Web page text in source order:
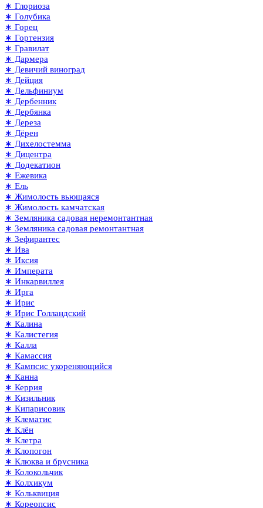
∗ Глориоза
∗ Голубика
∗ Горец
∗ Гортензия
∗ Гравилат
∗ Дармера
∗ Девичий виноград
∗ Дейция
∗ Дельфиниум
∗ Дербенник
∗ Дербянка
∗ Дереза
∗ Дёрен
∗ Дихелостемма
∗ Дицентра
∗ Додекатион
∗ Ежевика
∗ Ель
∗ Жимолость вьющаяся
∗ Жимолость камчатская
∗ Земляника садовая неремонтантная
∗ Земляника садовая ремонтантная
∗ Зефирантес
∗ Ива
∗ Иксия
∗ Императа
∗ Инкарвиллея
∗ Ирга
∗ Ирис
∗ Ирис Голландский
∗ Калина
∗ Калистегия
∗ Калла
∗ Камассия
∗ Кампсис укореняющийся
∗ Канна
∗ Керрия
∗ Кизильник
∗ Кипарисовик
∗ Клематис
∗ Клён
∗ Клетра
∗ Клопогон
∗ Клюква и брусника
∗ Колокольчик
∗ Колхикум
∗ Кольквиция
∗ Кореопсис